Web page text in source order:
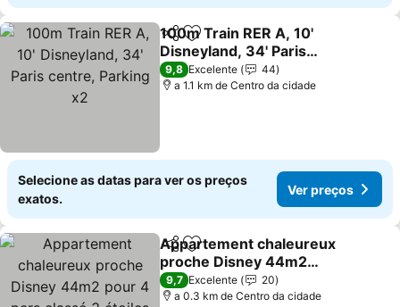
PartilharAdicionar aos favoritos
100m Train RER A, 10'
Disneyland, 34' Paris
centre, Parking x2
9,8 Excelente
44
a 1.1 km de Centro da cidade
Selecione as datas para ver os preços
exatos.
Ver preços
PartilharAdicionar aos favoritos
Appartement chaleureux
proche Disney 44m2
pour 4 pers classé 3
étoiles
9,7 Excelente
20
a 0.3 km de Centro da cidade